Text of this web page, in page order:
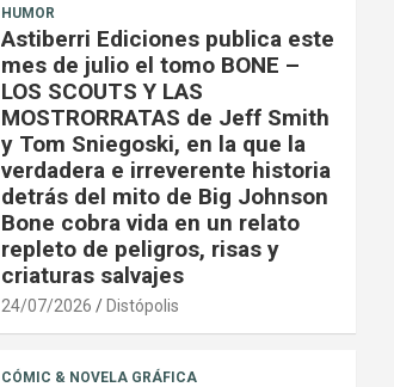
HUMOR
Astiberri Ediciones publica este
mes de julio el tomo BONE –
LOS SCOUTS Y LAS
MOSTRORRATAS de Jeff Smith
y Tom Sniegoski, en la que la
verdadera e irreverente historia
detrás del mito de Big Johnson
Bone cobra vida en un relato
repleto de peligros, risas y
criaturas salvajes
24/07/2026 Distópolis
CÓMIC & NOVELA GRÁFICA